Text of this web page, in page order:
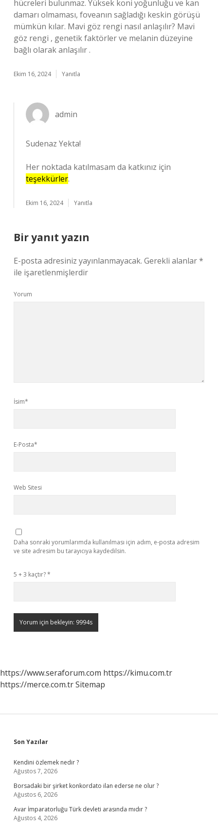
hücreleri bulunmaz. Yüksek koni yoğunluğu ve kan
damarı olmaması, foveanın sağladığı keskin görüşü
mümkün kılar. Mavi göz rengi nasıl anlaşılır? Mavi
göz rengi , genetik faktörler ve melanin düzeyine
bağlı olarak anlaşılır .
Ekim 16, 2024 Yanıtla
admin
Sudenaz Yekta!
Her noktada katılmasam da katkınız için
teşekkürler.
Ekim 16, 2024 Yanıtla
Bir yanıt yazın
E-posta adresiniz yayınlanmayacak. Gerekli alanlar*
ile işaretlenmişlerdir
Yorum
İsim*
E-Posta*
Web Sitesi
Daha sonraki yorumlarımda kullanılması için adım, e-posta adresim
ve site adresim bu tarayıcıya kaydedilsin.
5 + 3 kaçtır?*
https://www.seraforum.com https://kimu.com.tr
https://merce.com.trSitemap
Sidebar
Son Yazılar
Kendini özlemek nedir ?
Ağustos 7, 2026
Borsadaki bir şirket konkordato ilan ederse ne olur ?
Ağustos 6, 2026
Avar İmparatorluğu Türk devleti arasında mıdır ?
Ağustos 4, 2026